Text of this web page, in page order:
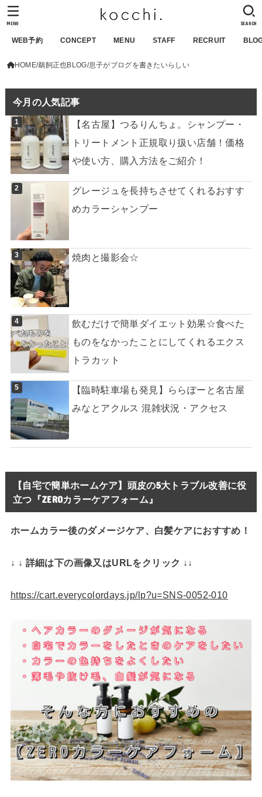
WEB予約 CONCEPT MENU STAFF RECRUIT
SEARCH
MENU
HOME 鵜飼正也BLOG 息子がブログを書きたいらしい
今月の人気記事
【名古屋】つるりんちょ。シャンプー・
トリートメント正規取り扱い店舗！価格
や使い方、購入方法をご紹介！
グレージュを長持ちさせてくれるおすす
めカラーシャンプー
焼肉と撮影会☆
飲むだけで簡単ダイエット効果☆食べた
ものをなかったことにしてくれるエクス
トラカット
【臨時駐車場も発見】ららぽーと名古屋
みなとアクルス 混雑状況・アクセス
【自宅で簡単ホームケア】頭皮の5大トラブル改善に役
立つ『ZEROカラーケアフォーム』
ホームカラー後のダメージケア、白髪ケアにおすすめ！
↓ ↓ 詳細は下の画像又はURLをクリック ↓↓
https://cart.everycolordays.jp/lp?u=SNS-0052-010